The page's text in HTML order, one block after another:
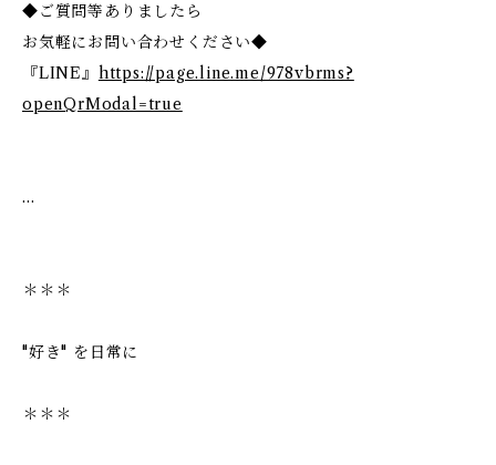
◆ご質問等ありましたら
お気軽にお問い合わせください◆
『LINE』 https://page.line.me/978vbrms?
openQrModal=true
…
＊＊＊
"好き" を日常に
＊＊＊